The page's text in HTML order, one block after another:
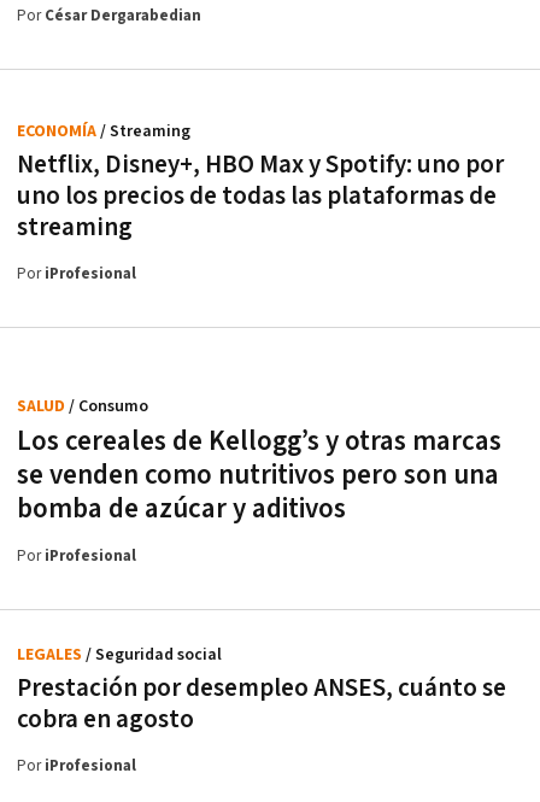
PorCésar Dergarabedian
Netflix, Disney+, HBO Max y Spotify: uno por
uno los precios de todas las plataformas de
streaming
ECONOMÍA/ Streaming
PoriProfesional
Los cereales de Kellogg’s y otras marcas
se venden como nutritivos pero son una
bomba de azúcar y aditivos
SALUD / Consumo
PoriProfesional
Prestación por desempleo ANSES, cuánto se
cobra en agosto
LEGALES / Seguridad social
PoriProfesional